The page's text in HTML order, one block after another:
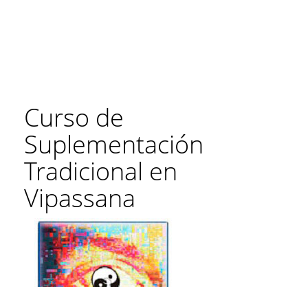
Curso de
Suplementación
Tradicional en
Vipassana